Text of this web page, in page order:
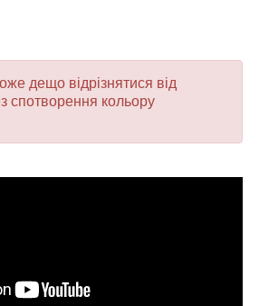
дещо відрізнятися від
спотворення кольору